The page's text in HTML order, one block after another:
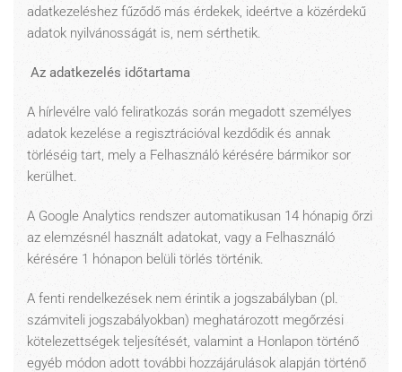
adatkezeléshez fűződő más érdekek, ideértve a közérdekű
adatok nyilvánosságát is, nem sérthetik.
Az adatkezelés időtartama
A hírlevélre való feliratkozás során megadott személyes
adatok kezelése a regisztrációval kezdődik és annak
törléséig tart, mely a Felhasználó kérésére bármikor sor
kerülhet.
A Google Analytics rendszer automatikusan 14 hónapig őrzi
az elemzésnél használt adatokat, vagy a Felhasználó
kérésére 1 hónapon belüli törlés történik.
A fenti rendelkezések nem érintik a jogszabályban (pl.
számviteli jogszabályokban) meghatározott megőrzési
kötelezettségek teljesítését, valamint a Honlapon történő
egyéb módon adott további hozzájárulások alapján történő